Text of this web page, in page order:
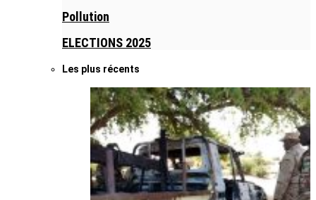
Pollution
ELECTIONS 2025
Les plus récents